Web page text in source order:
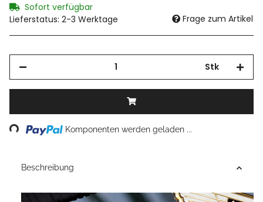
Sofort verfügbar
Lieferstatus: 2-3 Werktage
Frage zum Artikel
Stk
Loading... Komponenten werden geladen ...
Beschreibung